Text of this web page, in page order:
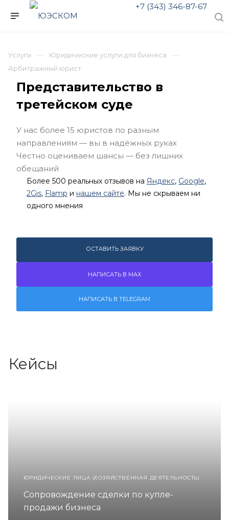
+7 (343) 346-87-67
Услуги
Юридические услуги для бизнеса
Арбитражный юрист
Представительство в
третейском суде
У нас более 15 юристов по разным
направлениям — вы в надёжных руках
Честно оцениваем шансы — без лишних
обещаний
Более 500 реальных отзывов на Яндекс, Google,
2Gis, Flamp и нашем сайте. Мы не скрываем ни
одного мнения
ОСТАВИТЬ ЗАЯВКУ
НАПИСАТЬ В MAX
НАПИСАТЬ В TELEGRAM
Кейсы
ЮРИДИЧЕСКИЕ ЛИЦА (ХОЗЯЙСТВЕННАЯ ДЕЯТЕЛЬНОСТЬ)
Сопровождение сделки по купле-
продажи бизнеса